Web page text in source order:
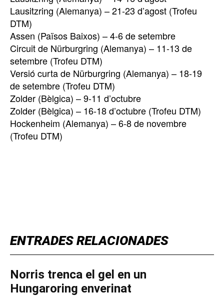
ENTRADES RELACIONADES
Norris trenca el gel en un
Hungaroring enverinat
Lausitzring (Alemanya) – 21-23 d’agost (Trofeu
DTM)
Assen (Països Baixos) – 4-6 de setembre
Circuit de Nürburgring (Alemanya) – 11-13 de
setembre (Trofeu DTM)
Versió curta de Nürburgring (Alemanya) – 18-19
de setembre (Trofeu DTM)
Zolder (Bèlgica) – 9-11 d’octubre
Zolder (Bèlgica) – 16-18 d’octubre (Trofeu DTM)
Hockenheim (Alemanya) – 6-8 de novembre
(Trofeu DTM)